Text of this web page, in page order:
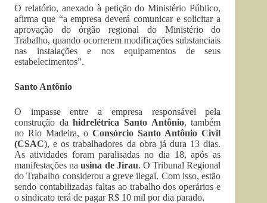
O relatório, anexado à petição do Ministério Público,
afirma que “a empresa deverá comunicar e solicitar a
aprovação do órgão regional do Ministério do
Trabalho, quando ocorrerem modificações substanciais
nas instalações e nos equipamentos de seus
estabelecimentos”.
Santo Antônio
O impasse entre a empresa responsável pela
construção dahidrelétrica Santo Antônio, também
no Rio Madeira, oConsórcio Santo Antônio Civil
(CSAC), e os trabalhadores da obra já dura 13 dias.
As atividades foram paralisadas no dia 18, após as
manifestações nausina de Jirau. O Tribunal Regional
do Trabalho considerou a greve ilegal. Com isso, estão
sendo contabilizadas faltas ao trabalho dos operários e
o sindicato terá de pagar R$ 10 mil por dia parado.